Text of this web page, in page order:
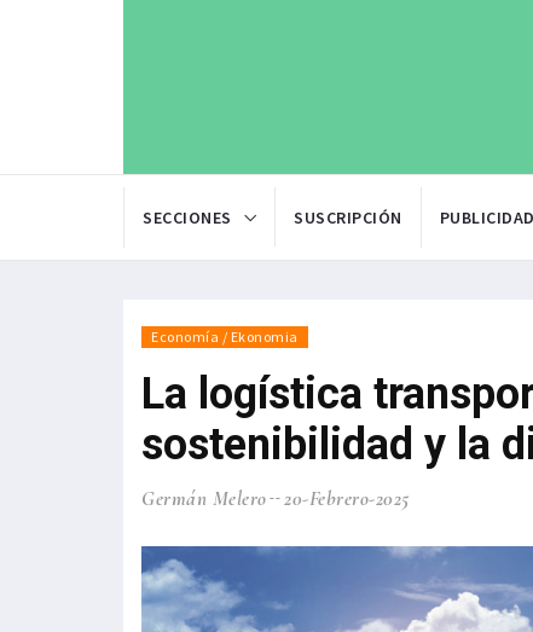
SECCIONES SUSCRIPCIÓN PUBLICIDAD
Economía / Ekonomia
La logística
sostenibilidad y la
Germán Melero 20-Febrero-2025